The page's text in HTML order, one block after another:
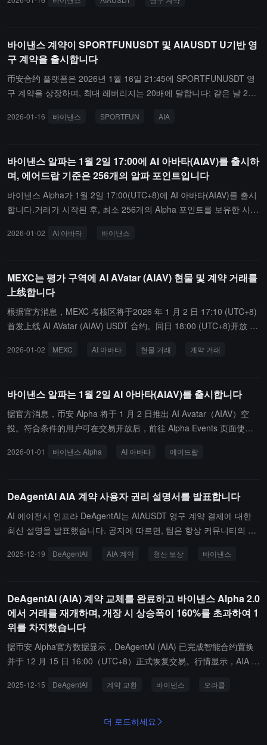
자금 유입 추세와 일치합니다.
바이낸스 계약이 SPORTFUNUSDT 및 AIAUSDT U기반 영
구 계약을 출시합니다
币安合约 플랫폼은 2026년 1월 16일 21:45에 SPORTFUNUSDT 영
구 계약을 상장하며, 최대 레버리지는 20배에 달합니다; 같은 날 23:3
다. 사용자들은 후속 공지를 주의 깊게 확인하여 더 많은 정보를 알아
2026-01-16 바이낸스 SPORTFUN AIA
바이낸스 알파는 1월 2일 17:00에 AI 아바타(AIAV)를 출시하
며, 에어드랍 기준은 256개의 알파 포인트입니다
바이낸스 Alpha가 1월 2일 17:00(UTC+8)에 AI 아바타(AIAV)를 출시
합니다.거래가 시작된 후, 최소 256개의 Alpha 포인트를 보유한 사용
니다. 만약 이벤트가 종료되지 않았다면, 점수 기준은 매 5분마다 자
내에 신청을 확인해야 하며, 그렇지 않을 경우 에어드랍 수령을 포기
한 것으로 간주됩니다.
2026-01-02 AI 아바타 바이낸스
MEXC는 평가 구역에 AI AVatar (AIAV) 현물 및 계약 거래를
上线합니다
根据官方消息，MEXC 考核区将于2026 年 1 月 2 日 17:10 (UTC+8)
首发上线 AI AVatar (AIAV) USDT 合约。同日 18:00 (UTC+8)开放 AI
년 1월 2일 17:10 (UTC+8)에 AI AVatar (AIAV) USDT 계약을 첫 출시
2026-01-02 MEXC AI 아바타 현물 거래 계약 거래
바이낸스 알파는 1월 2일 AI 아바타(AIAV)를 출시합니다
据官方消息，币安 Alpha 将于 1 月 2 日推出 AI Avatar（AIAV）空
投。符合条件的用户可在交易开放后，前往 Alpha Events 页面使用
2026-01-01 바이낸스 Alpha AI 아바타 에어드랍
DeAgentAI AIA 계약 사용자 권리 설명서를 발표합니다
AI 에이전시 인프라 DeAgentAI는 AIAUSDT 영구 계약 결제에 대한
최신 설명을 발표했습니다. 공지에 따르면, 팀은 항상 커뮤니티의 이
가를 통해 조건을 충족하는 사용자에게 "청산 보상"을 제공하기로 확
는: 베이징 시간 2025년 12월 11일 19:43부터 20:15 사이에 결제 또
는 청산 가격이 0.22 USDT 미만인 롱 포지션입니다.현재 바이낸스
공식은 이메일을 통해 모든 조건을 충족하는 사용자에게 에어드랍 설
명을 발송했으며, 관련 금액은 계획에 따라 12월 18일 11:00 이전에
사용자들의 바이낸스 현물 계좌로 순차적으로 지급될 예정입니다.
2025-12-19 DeAgentAI AIA 계약 청산 보상 바이낸스
DeAgentAI (AIA) 계약 교체를 완료하고 바이낸스 Alpha 2.0
에서 거래를 재개하며, 개장 시 상승폭이 160%를 초과하여 1
위를 차지했습니다
据币安 Alpha官方数据显示，DeAgentAI (AIA) 已完成智能合约置换
并于 12 月 15 日 16:00（UTC+8）正式恢复交易。行情显示，AIA 开
榜 Top 1。此前公告显示，AIA 已完成 1:1 新老代币置换，此次升级
2025-12-15 DeAgentAI 계약 교환 바이낸스 오라클
더 로드하세요